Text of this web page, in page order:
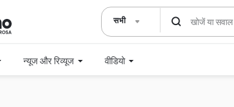
सभी
न्यूज और रिव्यूज वीडियो